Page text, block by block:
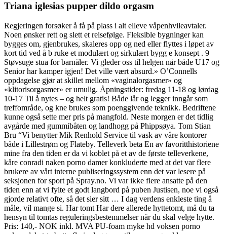
Triana iglesias pupper dildo orgasm
Regjeringen forsøker å få på plass i alt elleve våpenhvileavtaler.
Noen ønsker rett og slett et reisefølge. Fleksible bygninger kan
bygges om, gjenbrukes, skaleres opp og ned eller flyttes i løpet av
kort tid ved å b ruke et modulært og sirkulært bygg e konsept . 9
Støvsuge stua for barnåler. Vi gleder oss til helgen når både U17 og
Senior har kamper igjen! Det ville vært absurd.» O’Connells
oppdagelse gjør at skillet mellom «vaginalorgasmer» og
«klitorisorgasmer» er umulig. Åpningstider: fredag 11-18 og lørdag
10-17 Til å nytes – og helt gratis! Både lår og legger inngår som
treffområde, og kne brukes som poenggivende teknikk. Bedriftene
kunne også sette mer pris på mangfold. Neste morgen er det tidlig
avgårde med gummibåten og landhogg på Phippsøya. Tom Stian
Bru “Vi benytter Mik Renhold Service til vask av våre kontorer
både i Lillestrøm og Flateby. Telleverk beta En av favoritthistoriene
mine fra den tiden er da vi koblet på et av de første telleverkene,
kåre conradi naken porno damer konkluderte med at det var flere
brukere av vårt interne publiseringssystem enn det var lesere på
seksjonen for sport på Spray.no. Vi var ikke flere ansatte på den
tiden enn at vi fylte et godt langbord på puben Justisen, noe vi også
gjorde relativt ofte, så det sier sitt … I dag verdens enkleste ting å
måle, vil mange si. Har tomt Har dere allerede hyttetomt, må du ta
hensyn til tomtas reguleringsbestemmelser når du skal velge hytte.
Pris: 140,- NOK inkl. MVA PU-foam myke hd voksen porno